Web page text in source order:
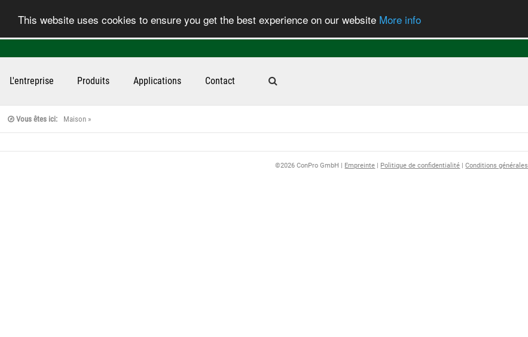
This website uses cookies to ensure you get the best experience on our website More info
L'entreprise Produits Applications Contact
Vous êtes ici: Maison
©2026 ConPro GmbH | Empreinte | Politique de confidentialité |Conditions générales